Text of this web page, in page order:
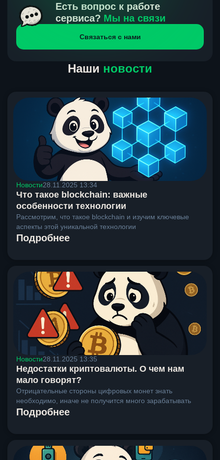
получения нами средств от тебя, а на другой части
направлений курс, указанный на сайте, является
окончательным. Если сомневаешься, напиши в онлайн-
чат на сайте, мы поможем разобраться.
Есть вопрос к работе
сервиса? Мы на связи
Связаться с нами
Наши новости
Новости28.11.2025 13:34
Что такое blockchain: важные
особенности технологии
Рассмотрим, что такое blockchain и изучим ключевые
аспекты этой уникальной технологии
Подробнее
Новости28.11.2025 13:35
Недостатки криптовалюты. О чем нам
мало говорят?
Отрицательные стороны цифровых монет знать
необходимо, иначе не получится много зарабатывать
Подробнее